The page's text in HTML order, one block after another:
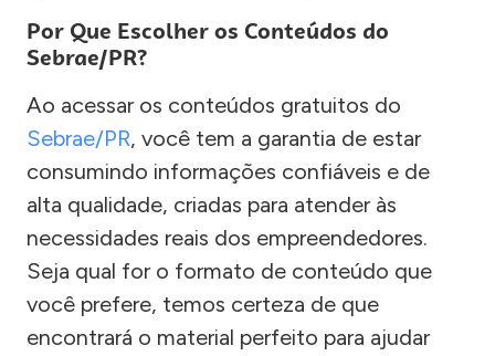
Por Que Escolher os Conteúdos do
Sebrae/PR?
Ao acessar os conteúdos gratuitos do
Sebrae/PR, você tem a garantia de estar
consumindo informações confiáveis e de
alta qualidade, criadas para atender às
necessidades reais dos empreendedores.
Seja qual for o formato de conteúdo que
você prefere, temos certeza de que
encontrará o material perfeito para ajudar